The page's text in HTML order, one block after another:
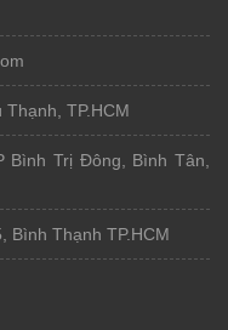
TP.HCM
Bình Trị Đông, Bình Tân,
Bình Thạnh TP.HCM